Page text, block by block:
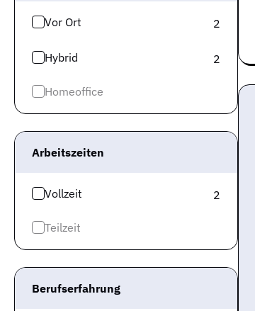
Vor Ort 2
Hybrid 2
Homeoffice
Arbeitszeiten
Vollzeit 2
Teilzeit
Berufserfahrung